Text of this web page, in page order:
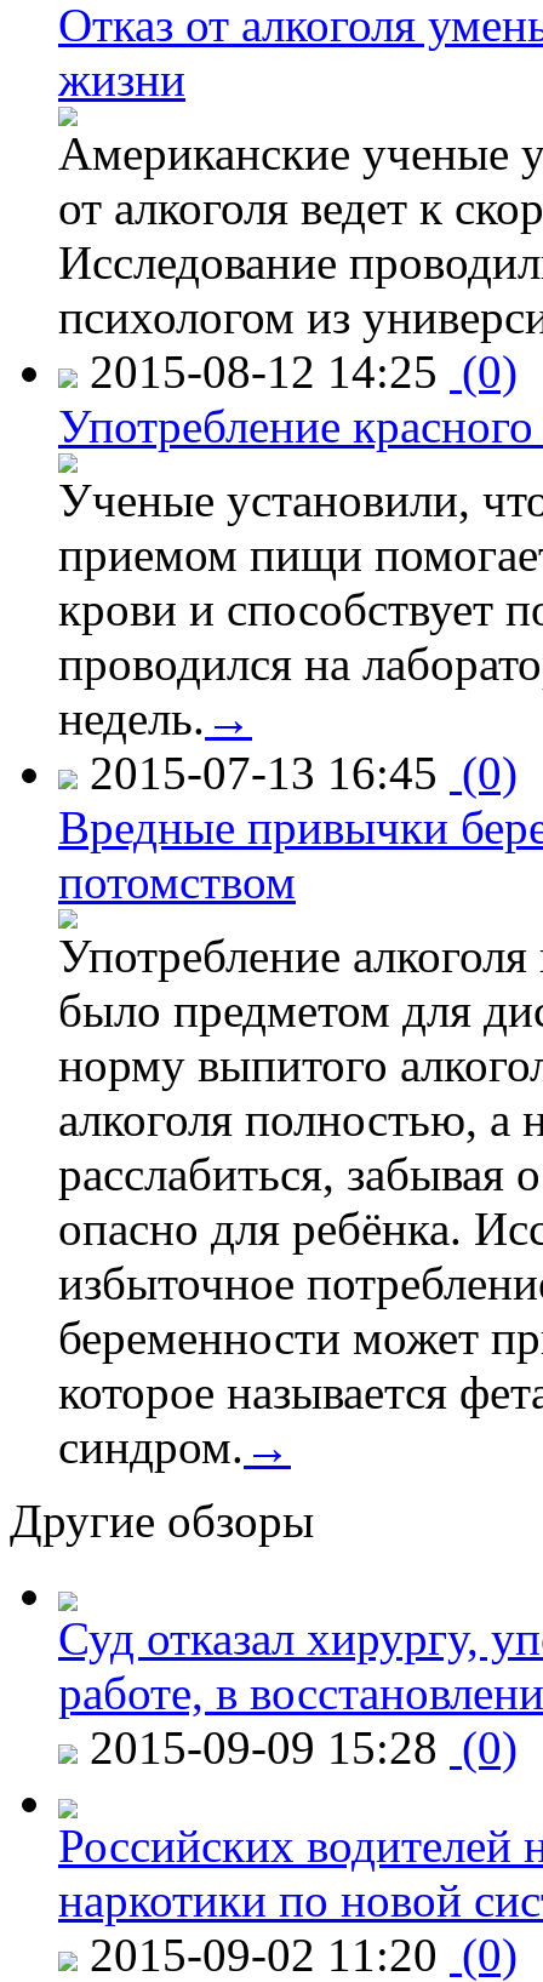
Отказ от алкоголя
жизни
Американские ученые
от алкоголя ведет к
Исследование
психологом из
2015-08-12 14:25 (0)
Употребление
Ученые установили,
приемом пищи
крови и способствует
проводился на
недель. →
2015-07-13 16:45 (0)
Вредные привычки
потомством
Употребление
было предметом для
норму выпитого
алкоголя полностью, а
расслабиться, забывая
опасно для ребёнка.
избыточное
беременности может
которое называется
синдром. →
Другие обзоры
Суд отказал хирургу,
работе, в
2015-09-09 15:28 (0)
Российских водителей
наркотики по новой
2015-09-02 11:20 (0)